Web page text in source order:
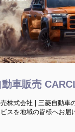
車販売
株式会社 | 三菱自動車
スを地域の皆様へお届